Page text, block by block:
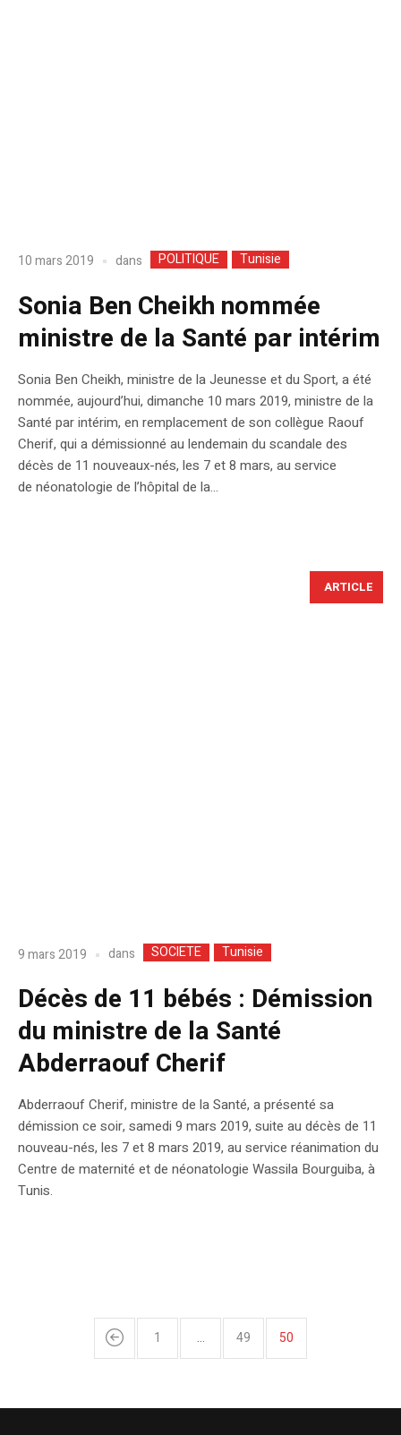
10 mars 2019 dans POLITIQUE Tunisie
Sonia Ben Cheikh nommée
ministre de la Santé par intérim
Sonia Ben Cheikh, ministre de la Jeunesse et du Sport, a été
nommée, aujourd’hui, dimanche 10 mars 2019, ministre de la
Santé par intérim, en remplacement de son collègue Raouf
Cherif, qui a démissionné au lendemain du scandale des
décès de 11 nouveaux-nés, les 7 et 8 mars, au service
de néonatologie de l’hôpital de la...
ARTICLE
9 mars 2019 dans SOCIETE Tunisie
Décès de 11 bébés : Démission
du ministre de la Santé
Abderraouf Cherif
Abderraouf Cherif, ministre de la Santé, a présenté sa
démission ce soir, samedi 9 mars 2019, suite au décès de 11
nouveau-nés, les 7 et 8 mars 2019, au service réanimation du
Centre de maternité et de néonatologie Wassila Bourguiba, à
Tunis.
1 … 49 50